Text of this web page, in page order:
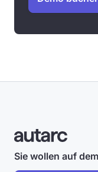
Sie wollen auf